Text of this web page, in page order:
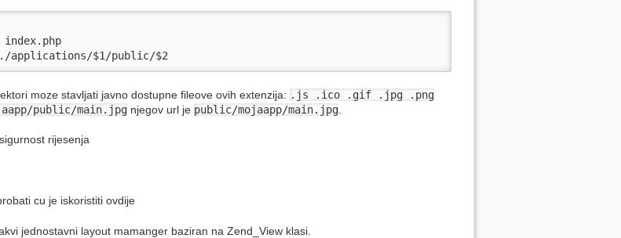
applications/$1/public/$2
moze stavljati javno dostupne fileove ovih extenzija: .js .ico .gif .jpg .png
public/main.jpg njegov url je public/mojaapp/main.jpg
rijesenja
cu je iskoristiti ovdije
jednostavni layout mamanger baziran na Zend_View klasi.